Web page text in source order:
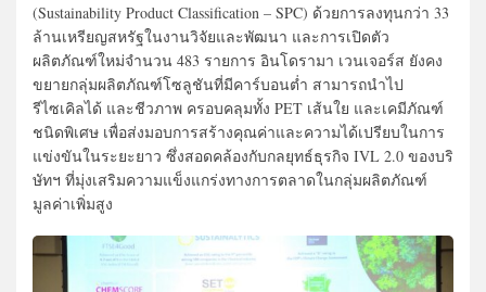
(Sustainability Product Classification – SPC) ด้วยการลงทุนกว่า 33
ล้านเหรียญสหรัฐในงานวิจัยและพัฒนา และการเปิดตัว
ผลิตภัณฑ์ใหม่จำนวน 483 รายการ อินโดรามา เวนเจอร์ส ยังคง
ขยายกลุ่มผลิตภัณฑ์โซลูชันที่มีคาร์บอนต่ำ สามารถนำไป
รีไซเคิลได้ และชีวภาพ ครอบคลุมทั้ง PET เส้นใย และเคมีภัณฑ์
ชนิดพิเศษ เพื่อส่งมอบการสร้างคุณค่าและความได้เปรียบในการ
แข่งขันในระยะยาว ซึ่งสอดคล้องกับกลยุทธ์ธุรกิจ IVL 2.0 ของบริ
ษัทฯ ที่มุ่งเสริมความแข็งแกร่งทางการตลาดในกลุ่มผลิตภัณฑ์
มูลค่าเพิ่มสูง